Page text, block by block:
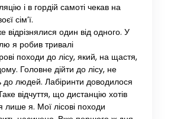
і в гордій самоті чекав на
сім’ї.
відрізнялися один від одного. У
я робив тривалі
походи до лісу, який, на щастя,
Головне дійти до лісу, не
людей. Лабіринти доводилося
відчуття, що дистанцію хотів
лише я. Мої лісові походи